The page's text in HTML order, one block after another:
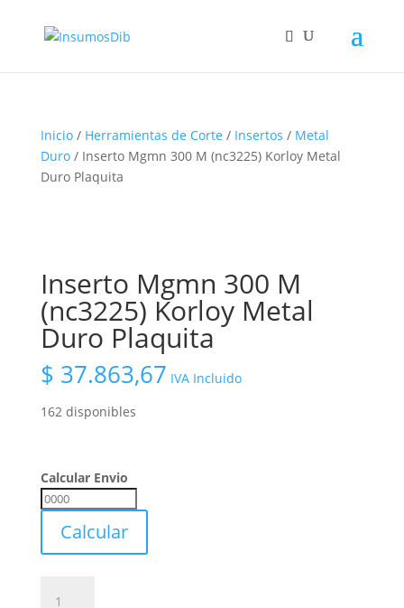
Inicio/ Herramientas de Corte / Insertos / Metal
Duro/ Inserto Mgmn 300 M (nc3225) Korloy Metal
Duro Plaquita
Inserto Mgmn 300 M
(nc3225) Korloy Metal
Duro Plaquita
$ 37.863,67 IVA Incluido
162 disponibles
Calcular Envio
Calcular
Envio
Calcular